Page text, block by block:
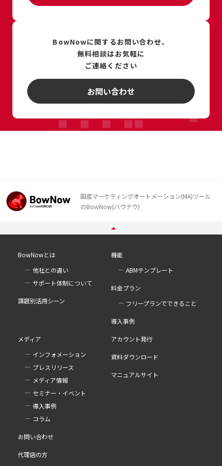
BowNowに関するお問い合わせ、
無料相談はお気軽に
ご連絡ください
お問い合わせ
国産マーケティングオートメーション(MA)ツール
のBowNow(バウナウ)
BowNowとは
他社との違い
サポート体制について
課題別活用シーン
機能
ABMテンプレート
料金プラン
フリープランでできること
導入事例
メディア
インフォメーション
プレスリリース
メディア情報
セミナー・イベント
導入事例
コラム
アカウント発行
資料ダウンロード
マニュアルサイト
お問い合わせ
代理店の方